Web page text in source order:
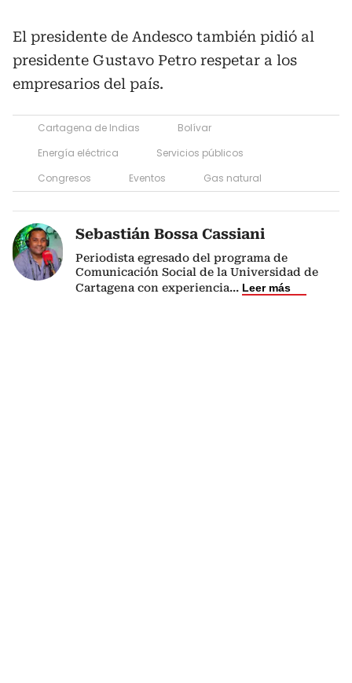
El presidente de Andesco también pidió al
presidente Gustavo Petro respetar a los
empresarios del país.
Cartagena de Indias
Bolívar
Energía eléctrica
Servicios públicos
Congresos
Eventos Gas natural
Sebastián Bossa Cassiani
Periodista egresado del programa de
Comunicación Social de la Universidad de
Cartagena con experiencia... Leer más